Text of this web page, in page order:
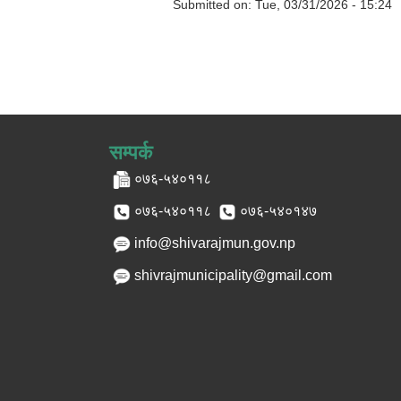
Submitted on: Tue, 03/31/2026 - 15:24
सम्पर्क
०७६-५४०११८
०७६-५४०११८ ०७६-५४०१४७
info@shivarajmun.gov.np
shivrajmunicipality@gmail.com